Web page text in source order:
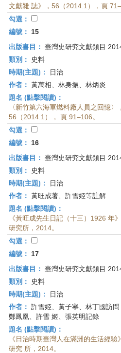
文獻雜 誌》，56（2014.1），頁
勾選：
編號：
15
出版書目： 臺灣史研究文獻類目
類別：
史料
時期(主題)：
日治
作者： 黃萬相、林身振、林炳炎
題名 (點擊閱讀)：
〈新竹第六海軍燃料廠人員之回憶〉
56（2014.1）， 頁 91–106。
勾選：
編號：
16
出版書目： 臺灣史研究文獻類目
類別：
史料
時期(主題)：
日治
作者： 黃旺成著、許雪姬等註解
題名 (點擊閱讀)：
《黃旺成先生日記（十三）1926 年
研究所，2014。
勾選：
編號：
17
出版書目： 臺灣史研究文獻類目
類別：
史料
時期(主題)：
日治
作者： 許雪姬、黃子寧、林丁國訪問
鄭鳳凰、許雪 姬、張英明記錄
題名 (點擊閱讀)：
《日治時期臺灣人在滿洲的生活經
研究 所，2014。